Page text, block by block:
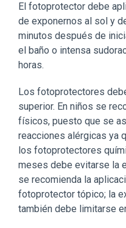
El fotoprotector debe
de exponernos al sol y
minutos después de
el baño o intensa
horas.
Los fotoprotectores
superior. En niños se
físicos, puesto que se
reacciones alérgicas ya
los fotoprotectores
meses debe evitarse la
se recomienda la
fotoprotector tópico; la
también debe limitarse